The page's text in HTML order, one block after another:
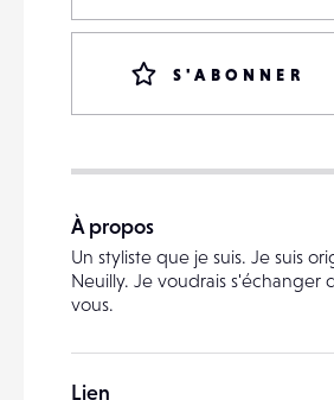
S'ABONNER
À propos
Un styliste que je suis. Je suis
Neuilly. Je voudrais s'échanger
vous.
Lien